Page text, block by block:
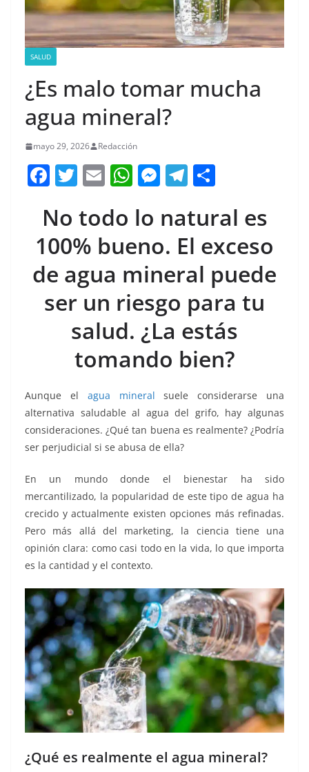
SALUD
¿Es malo tomar mucha
agua mineral?
mayo 29, 2026 Redacción
F
c
e
b
o
o
T
itt
er
E
ai
l
W
at
s
A
p
p
M
ss
e
n
g
er
T
e
gr
a
m
m
p
ar
tir
No todo lo natural es
100% bueno. El exceso
de agua mineral puede
ser un riesgo para tu
salud. ¿La estás
tomando bien?
Aunque el agua mineral suele considerarse una
alternativa saludable al agua del grifo, hay algunas
consideraciones. ¿Qué tan buena es realmente? ¿Podría
ser perjudicial si se abusa de ella?
En un mundo donde el bienestar ha sido
mercantilizado, la popularidad de este tipo de agua ha
crecido y actualmente existen opciones más refinadas.
Pero más allá del marketing, la ciencia tiene una
opinión clara: como casi todo en la vida, lo que importa
es la cantidad y el contexto.
¿Qué es realmente el agua mineral?